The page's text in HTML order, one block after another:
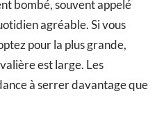
bombé, souvent appelé
agréable. Si vous
pour la plus grande,
est large. Les
à serrer davantage que